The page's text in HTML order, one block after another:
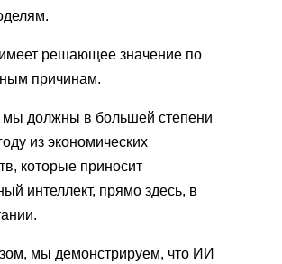
решающее значение по
причинам.
должны в большей степени
из экономических
которые приносит
интеллект, прямо здесь, в
мы демонстрируем, что ИИ